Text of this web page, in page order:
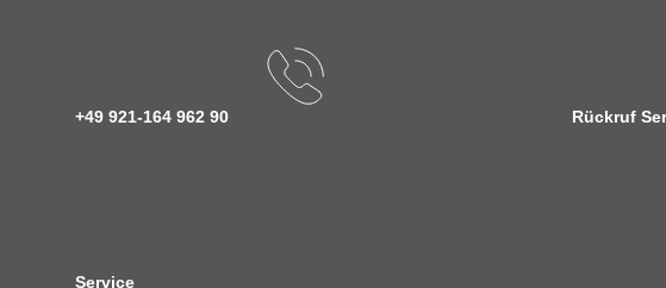
+49 921-164 962 90 Rückruf
Service